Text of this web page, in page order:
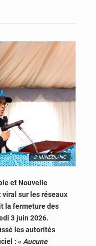
© MINEDU-NC
et Nouvelle
viral sur les réseaux
la fermeture des
3 juin 2026.
les autorités
: « Aucune